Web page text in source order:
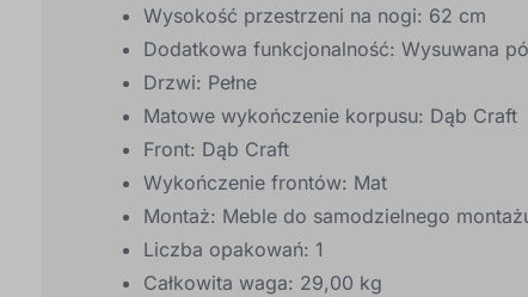
Wysokość przestrzeni na nogi: 62 cm
Dodatkowa funkcjonalność: Wysuwana
Drzwi: Pełne
Matowe wykończenie korpusu: Dąb Craft
Front: Dąb Craft
Wykończenie frontów: Mat
Montaż: Meble do samodzielnego
Liczba opakowań: 1
Całkowita waga: 29,00 kg